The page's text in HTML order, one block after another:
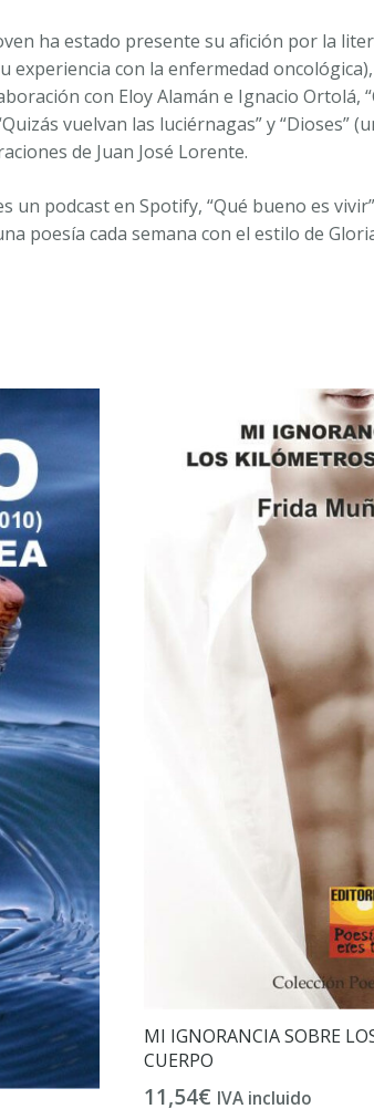
ha estado presente su afición por la
experiencia con la enfermedad
con Eloy Alamán e Ignacio Ortolá,
vuelvan las luciérnagas” y
de Juan José Lorente.
un podcast en Spotify, “Qué bueno es
poesía cada semana con el estilo de
MI IGNORANCIA SOBRE
CUERPO
11,54€ IVA incluido